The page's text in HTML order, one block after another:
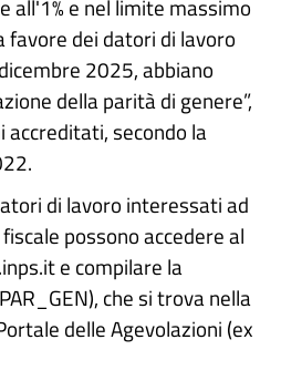
all'1% e nel limite massimo
favore dei datori di lavoro
2025, abbiano
della parità di genere”,
secondo la
di lavoro interessati ad
possono accedere al
e compilare la
che si trova nella
delle Agevolazioni (ex